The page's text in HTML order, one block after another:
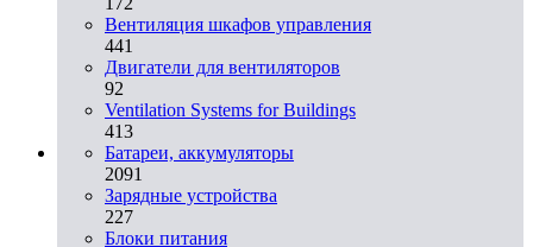
Вентиляция шкафов управления
441
Двигатели для вентиляторов
92
Ventilation Systems for Buildings
413
Батареи, аккумуляторы
2091
Зарядные устройства
227
Блоки питания